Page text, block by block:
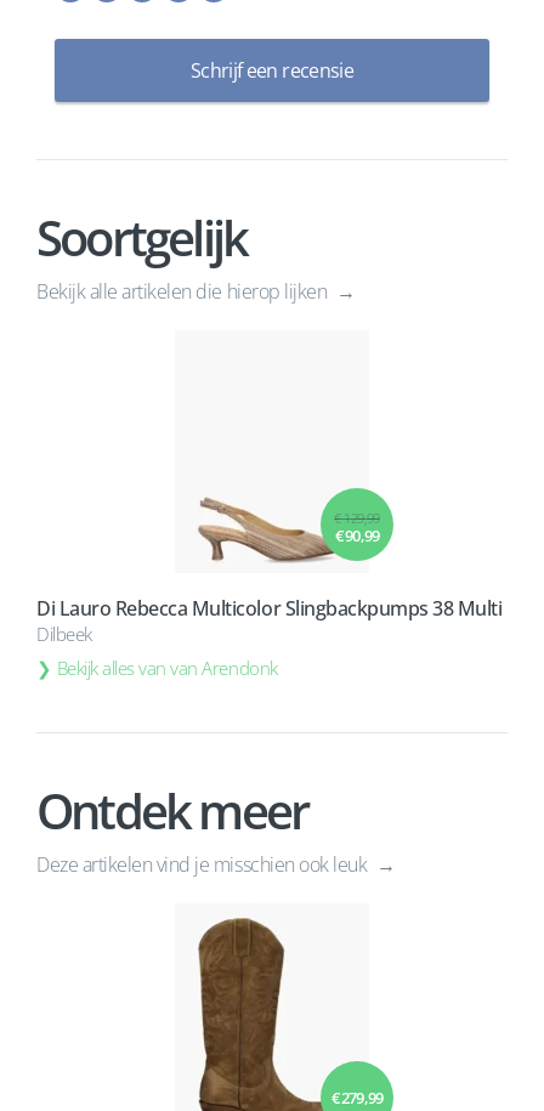
Schrijf een recensie
Soortgelijk
Bekijk alle artikelen die hierop lijken
€ 129,99
€ 90,99
Di Lauro Rebecca Multicolor Slingbackpumps 38 Multi
Dilbeek
Bekijk alles van van Arendonk
€ 279,99
Ontdek meer
Deze artikelen vind je misschien ook leuk